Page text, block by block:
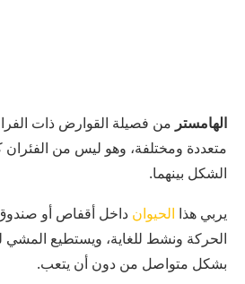
الهامستر من فصيلة القوارض ذات
متعددة ومختلفة، وهو ليس من الفئران
الشكل بينهما.
يربي هذا الحيوان داخل أقفاص أو صندوق
الحركة ونشط للغاية، ويستطيع المشي
بشكل متواصل من دون أن يتعب.